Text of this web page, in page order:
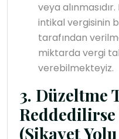
veya
intikal vergisinin
tarafından
miktarda vergi
verebilmekteyiz.
3. Düzeltme
Reddedilirse
(Şikayet